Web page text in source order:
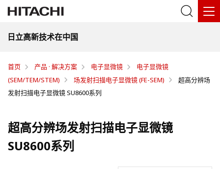
日立高新技术在中国
首页 产品 · 解决方案 电子显微镜
电子显微镜
(SEM/TEM/STEM)
场发射扫描电子显微镜 (FE-SEM)
超高分辨场
发射扫描电子显微镜 SU8600系列
超高分辨场发射扫描电子显微镜
SU8600系列